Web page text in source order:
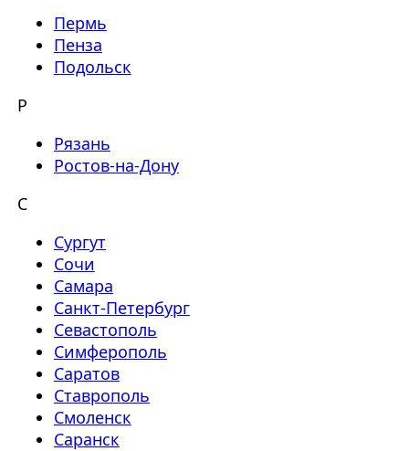
Пермь
Пенза
Подольск
Р
Рязань
Ростов-на-Дону
С
Сургут
Сочи
Самара
Санкт-Петербург
Севастополь
Симферополь
Саратов
Ставрополь
Смоленск
Саранск